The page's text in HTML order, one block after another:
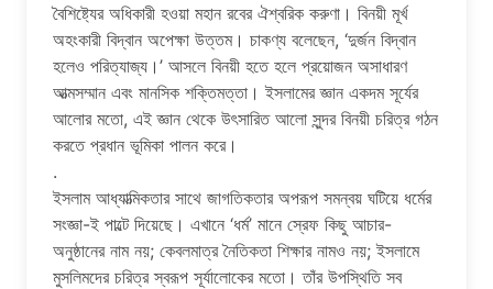
বৈশিষ্ট্যের অধিকারী হওয়া মহান রবের ঐশ্বরিক করুণা। বিনয়ী মূর্খ
অহংকারী বিদ্বান অপেক্ষা উত্তম। চাকণ্য বলেছেন, ‘দুর্জন বিদ্বান
হলেও পরিত্যাজ্য।’ আসলে বিনয়ী হতে হলে প্রয়োজন অসাধারণ
আত্মসম্মান এবং মানসিক শক্তিমত্তা। ইসলামের জ্ঞান একদম সূর্যের
আলোর মতো, এই জ্ঞান থেকে উৎসারিত আলো সুন্দর বিনয়ী চরিত্র গঠন
করতে প্রধান ভূমিকা পালন করে।
.
ইসলাম আধ্যাত্মিকতার সাথে জাগতিকতার অপরূপ সমন্বয় ঘটিয়ে ধর্মের
সংজ্ঞা-ই পাল্টে দিয়েছে। এখানে ‘ধর্ম’ মানে স্রেফ কিছু আচার-
অনুষ্ঠানের নাম নয়; কেবলমাত্র নৈতিকতা শিক্ষার নামও নয়; ইসলামে
মুসলিমদের চরিত্র স্বরূপ সূর্যালোকের মতো। তাঁর উপস্থিতি সব